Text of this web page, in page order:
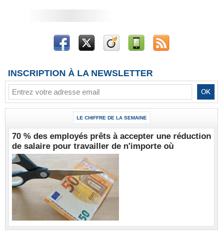
INSCRIPTION À LA NEWSLETTER
LE CHIFFRE DE LA SEMAINE
70 % des employés prêts à accepter une réduction
de salaire pour travailler de n'importe où